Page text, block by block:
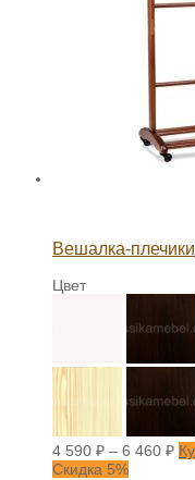
Вешалка-плечики
Цвет
4 590 ₽ – 6 460 ₽
Скидка 5%